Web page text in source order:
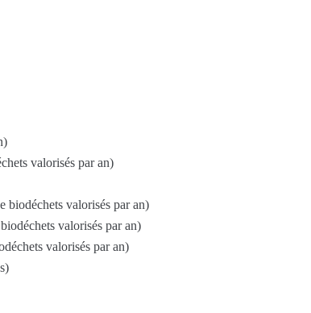
valorisés par an)
biodéchets valorisés par an)
valorisés par an)
valorisés par an)